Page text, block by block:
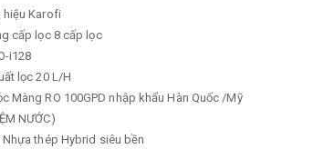
hiệu Karofi
cấp lọc 8 cấp lọc
i128
lọc 20 L/H
Màng RO 100GPD nhập khẩu Hàn Quốc /Mỹ
NƯỚC)
Nhựa thép Hybrid siêu bền